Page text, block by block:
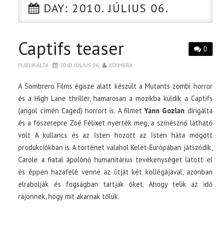
CIKK
PÓLÓ RENDELÉS
DAY: 2010. JÚLIUS 06.
0
Captifs teaser
PUBLIKÁLTA 2010. JÚLIUS 06. KOIMBRA
A Sombrero Films égisze alatt készült a Mutants zombi horror
és a High Lane thriller, hamarosan a mozikba küldik a Captifs
(angol címén Caged) horrort is. A filmetYann Gozlan dirigálta
és a főszerepre Zoé Félixet nyerték meg, a színésznő látható
volt A kullancs és az Isten hozott az Isten háta mögött
produkciókban is. A történet valahol Kelet-Európában játszódik,
Carole a fiatal ápolónő humanitárius tevékenységet látott el
és éppen hazafelé venné az útját két kollégájával, azonban
elrabolják és fogságban tartják őket. Ahogy telik az idő
rájönnek, hogy mit akarnak tőlük.